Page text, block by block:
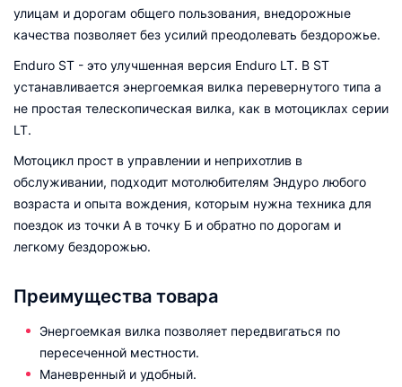
улицам и дорогам общего пользования, внедорожные
качества позволяет без усилий преодолевать бездорожье.
Enduro ST - это улучшенная версия Enduro LT. В ST
устанавливается энергоемкая вилка перевернутого типа а
не простая телескопическая вилка, как в мотоциклах серии
LT.
Мотоцикл прост в управлении и неприхотлив в
обслуживании, подходит мотолюбителям Эндуро любого
возраста и опыта вождения, которым нужна техника для
поездок из точки А в точку Б и обратно по дорогам и
легкому бездорожью.
Преимущества товара
Энергоемкая вилка позволяет передвигаться по
пересеченной местности.
Маневренный и удобный.